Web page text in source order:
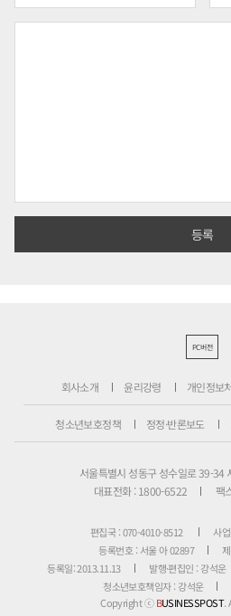
PC버전
회사소개 윤리강령 개인정보
청소년보호정책 정정·반론보도
서울특별시 성동구 성수일로 39-34
대표전화 : 1800-6522
팩
편집국 : 070-4010-8512
사
등록번호 : 서울 아 02897
등록일: 2013.11.13
발행·편집인 : 강석운
청소년보호책임자 : 강석운
Copyright ⓒBUSINESSPOST.